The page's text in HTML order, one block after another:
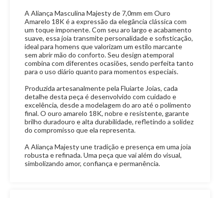
A Aliança Masculina Majesty de 7,0mm em Ouro
Amarelo 18K é a expressão da elegância clássica com
um toque imponente. Com seu aro largo e acabamento
suave, essa joia transmite personalidade e sofisticação,
ideal para homens que valorizam um estilo marcante
sem abrir mão do conforto. Seu design atemporal
combina com diferentes ocasiões, sendo perfeita tanto
para o uso diário quanto para momentos especiais.
Produzida artesanalmente pela Fluiarte Joias, cada
detalhe desta peça é desenvolvido com cuidado e
excelência, desde a modelagem do aro até o polimento
final. O ouro amarelo 18K, nobre e resistente, garante
brilho duradouro e alta durabilidade, refletindo a solidez
do compromisso que ela representa.
A Aliança Majesty une tradição e presença em uma joia
robusta e refinada. Uma peça que vai além do visual,
simbolizando amor, confiança e permanência.